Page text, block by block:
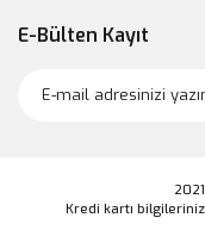
E-Bülten Kayıt
Kredi kartı